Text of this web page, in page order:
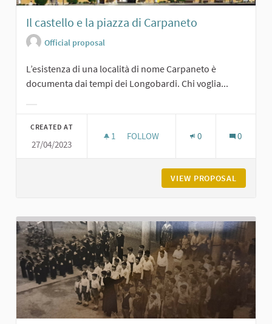
Il castello e la piazza di Carpaneto
Official proposal
L’esistenza di una località di nome Carpaneto è
documenta dai tempi dei Longobardi. Chi voglia...
CREATED AT
27/04/2023
1 1 FOLLOWER
FOLLOW 0 0
VIEW PROPOSAL